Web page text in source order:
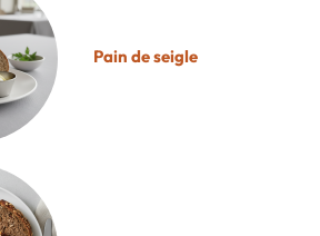
Pain de seigle